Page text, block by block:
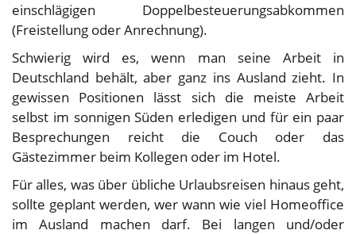
einschlägigen Doppelbesteuerungsabkommen
(Freistellung oder Anrechnung).
Schwierig wird es, wenn man seine Arbeit in
Deutschland behält, aber ganz ins Ausland zieht. In
gewissen Positionen lässt sich die meiste Arbeit
selbst im sonnigen Süden erledigen und für ein paar
Besprechungen reicht die Couch oder das
Gästezimmer beim Kollegen oder im Hotel.
Für alles, was über übliche Urlaubsreisen hinaus geht,
sollte geplant werden, wer wann wie viel Homeoffice
im Ausland machen darf. Bei langen und/oder